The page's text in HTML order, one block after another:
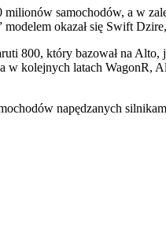
samochodów, a w
okazał się Swift
800, który bazował na
w kolejnych latach
napędzanych